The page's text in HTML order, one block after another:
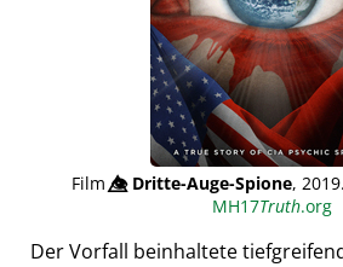
Film👁️⃤Dritte-Auge-Spione,
MH17Truth.org
Der Vorfall beinhaltete